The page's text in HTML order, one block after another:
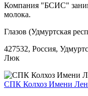
Компания "БСИС"
молока.
Глазов (Удмуртская
427532, Россия,
Люк
СПК Колхоз Имени